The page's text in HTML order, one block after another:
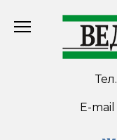
Тел.
E-mail